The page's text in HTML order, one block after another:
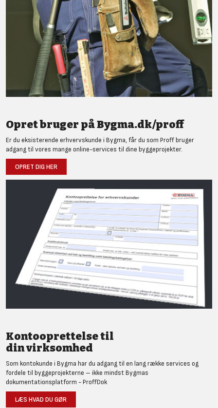
Opret bruger på Bygma.dk/proff
Er du eksisterende erhvervskunde i Bygma, får du som Proff bruger
adgang til vores mange online-services til dine byggeprojekter.
OPRET DIG HER
Kontooprettelse til
din virksomhed
Som kontokunde i Bygma har du adgang til en lang række services og
fordele til byggeprojekterne – ikke mindst Bygmas
dokumentationsplatform - ProffDok
LÆS HVAD DU GØR